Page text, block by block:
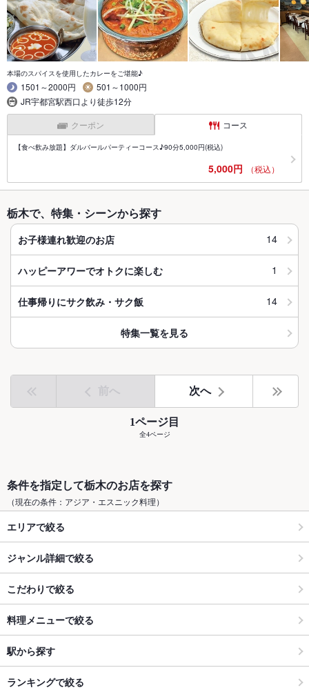
本場のスパイスを使用したカレーをご堪能♪
1501～2000円
501～1000円
JR宇都宮駅西口より徒歩12分
クーポン コース
【食べ飲み放題】ダルバールパーティーコース♪90分5,000円(税込)
5,000円 （税込）
栃木で、特集・シーンから探す
お子様連れ歓迎のお店 14
ハッピーアワーでオトクに楽しむ 1
仕事帰りにサク飲み・サク飯 14
特集一覧を見る
前へ 次へ
1ページ目
全4ページ
条件を指定して栃木のお店を探す
（現在の条件：アジア・エスニック料理）
エリアで絞る
ジャンル詳細で絞る
こだわりで絞る
料理メニューで絞る
駅から探す
ランキングで絞る